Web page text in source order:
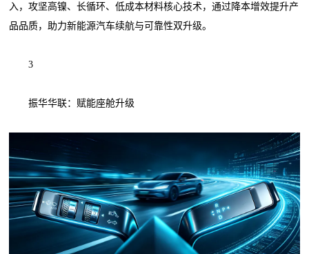
入，攻坚高镍、长循环、低成本材料核心技术，通过降本增效提升产
品品质，助力新能源汽车续航与可靠性双升级。
3
振华华联：赋能座舱升级